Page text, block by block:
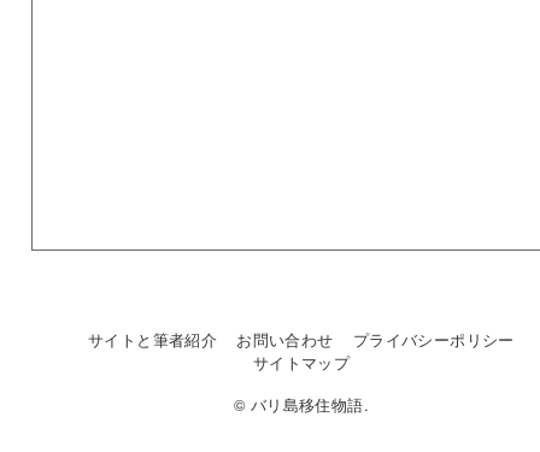
サイトと筆者紹介 お問い合わせ
プライバシーポリシー
サイトマップ
© バリ島移住物語.